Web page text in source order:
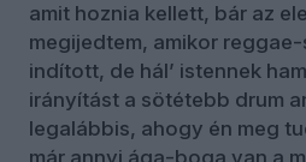
amit hoznia kellett, bár az
megijedtem, amikor
indított, de hál’ istennek
irányítást a sötétebb drum
legalábbis, ahogy én meg